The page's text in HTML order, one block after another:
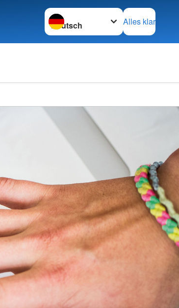
Sprache wechseln zu
Alles klar